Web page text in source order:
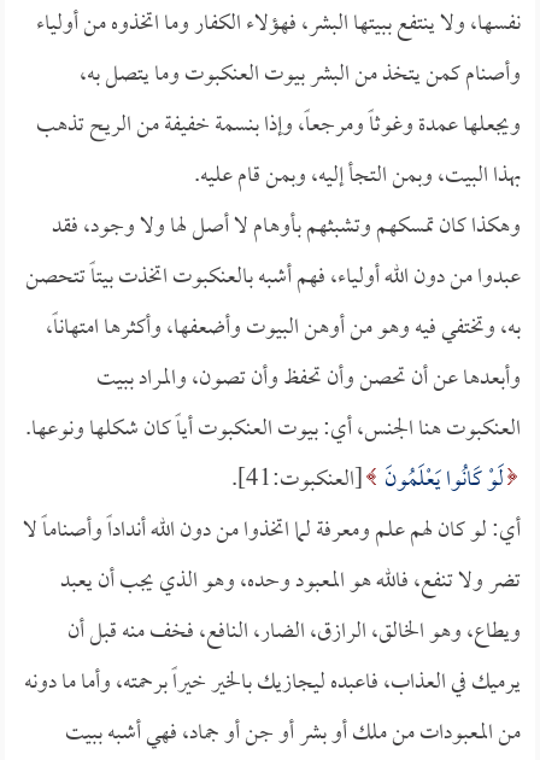
نفسها، ولا ينتفع ببيتها البشر، فهؤلاء الكفار وما اتخذوه من أولياء
وأصنام كمن يتخذ من البشر بيوت العنكبوت وما يتصل به،
ويجعلها عمدة وغوثاً ومرجعاً، وإذا بنسمة خفيفة من الريح تذهب
بهذا البيت، وبمن التجأ إليه، وبمن قام عليه.
وهكذا كان تمسكهم وتشبثهم بأوهام لا أصل لها ولا وجود، فقد
عبدوا من دون الله أولياء، فهم أشبه بالعنكبوت اتخذت بيتاً تتحصن
به، وتختفي فيه وهو من أوهن البيوت وأضعفها، وأكثرها امتهاناً،
وأبعدها عن أن تحصن وأن تحفظ وأن تصون، والمراد ببيت
العنكبوت هنا الجنس، أي: بيوت العنكبوت أياً كان شكلها ونوعها.
لَوْ كَانُوا يَعْلَمُونَ [العنكبوت:41].
أي: لو كان لهم علم ومعرفة لما اتخذوا من دون الله أنداداً وأصناماً لا
تضر ولا تنفع، فالله هو المعبود وحده، وهو الذي يجب أن يعبد
ويطاع، وهو الخالق، الرازق، الضار، النافع، فخف منه قبل أن
يرميك في العذاب، فاعبده ليجازيك بالخير خيراً برحمته، وأما ما دونه
من المعبودات من ملك أو بشر أو جن أو جماد، فهي أشبه ببيت